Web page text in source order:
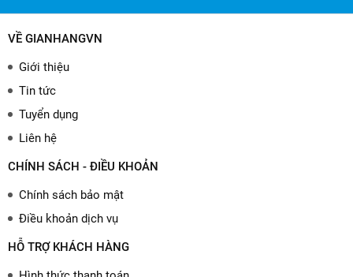
VỀ GIANHANGVN
Giới thiệu
Tin tức
Tuyển dụng
Liên hệ
CHÍNH SÁCH - ĐIỀU KHOẢN
Chính sách bảo mật
Điều khoản dịch vụ
HỖ TRỢ KHÁCH HÀNG